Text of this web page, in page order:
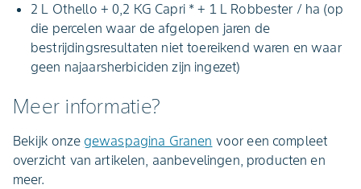
2 L Othello + 0,2 KG Capri * + 1 L Robbester / ha (op
die percelen waar de afgelopen jaren de
bestrijdingsresultaten niet toereikend waren en waar
geen najaarsherbiciden zijn ingezet)
Meer informatie?
Bekijk onze gewaspagina Granen voor een compleet
overzicht van artikelen, aanbevelingen, producten en
meer.